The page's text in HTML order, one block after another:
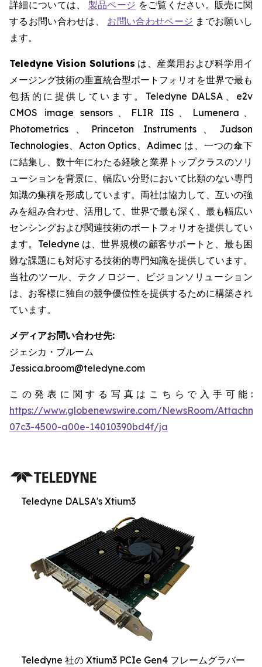
詳細については、 製品ページ をご覧ください。販売に関
するお問い合わせは、 お問い合わせページ までお願いし
ます。
Teledyne Vision Solutions は、産業用および科学用イ
メージング技術の垂直統合型ポートフォリオを世界で最も
包括的に提供しています。Teledyne DALSA、e2v
CMOS image sensors、FLIR IIS、Lumenera、
Photometrics、Princeton Instruments、Judson
Technologies、Acton Optics、Adimec は、一つの傘下
に結集し、数十年にわたる経験と業界トップクラスのソリ
ューションを背景に、幅広い分野において比類のない専門
知識の集積を形成しています。両社は協力して、互いの強
みを組み合わせ、活用して、世界で最も深く、最も幅広い
センシングおよび関連技術のポートフォリオを提供してい
ます。Teledyne は、世界規模の顧客サポートと、最も困
難な課題にも対応する技術的専門知識を提供しています。
当社のツール、テクノロジー、ビジョンソリューション
は、お客様に独自の競争優位性を提供するために構築され
ています。
メディアお問い合わせ先:
ジェシカ・ブルーム
Jessica.broom@teledyne.com
この発表に関する写真はこちらで入手可能:
https://www.globenewswire.com/NewsRoom/
07c3-4500-a00e-14010390bd4f/ja
Teledyne DALSA's Xtium3
Teledyne 社の Xtium3 PCIe Gen4 フレームグラバー